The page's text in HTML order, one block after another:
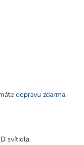
dopravu zdarma.
svítidla.